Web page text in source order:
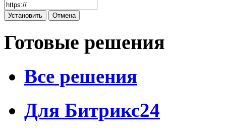
Готовые решения
Все решения
Для Битрикс24